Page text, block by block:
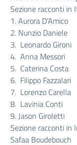
Sezione racconti in
1. Aurora D’Amico
2. Nunzio Daniele
3. Leonardo Gironi
4. Anna Messori
5. Caterina Costa
6. Filippo Fazzalari
7. Lorenzo Carella
8. Lavinia Conti
9. Jason Giroletti
Sezione racconti in
Safaa Boudebouch